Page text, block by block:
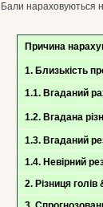
Бали нараховуються
Причина
1. Близькість
1.1. Вгаданий
1.2. Вгадана
1.3. Вгаданий
1.4. Невірний
2. Різниця